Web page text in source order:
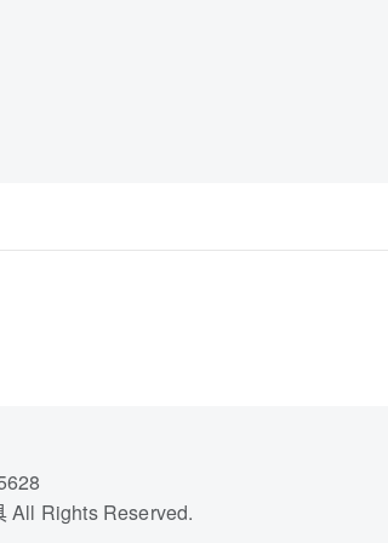
All Rights Reserved.